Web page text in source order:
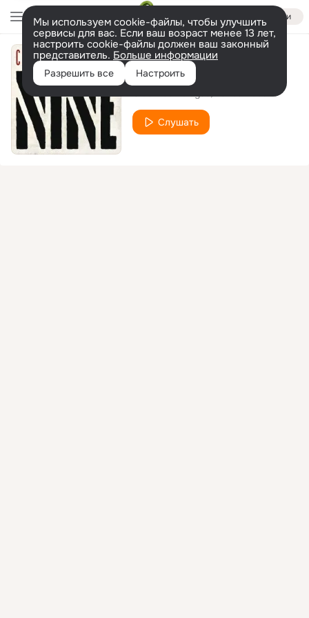
Войти
Мы используем cookie-файлы, чтобы улучшить
сервисы для вас. Если ваш возраст менее 13 лет,
настроить cookie-файлы должен ваш законный
представитель. Больше информации
Разрешить все Настроить
Pogo Porn
Слушать